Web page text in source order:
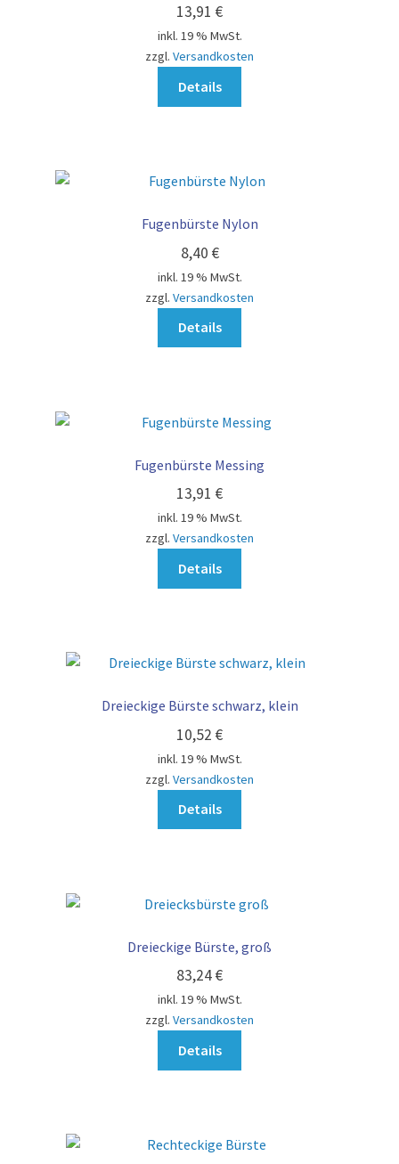
13,91 €
inkl. 19 % MwSt.
zzgl. Versandkosten
Details
Fugenbürste Nylon
8,40 €
inkl. 19 % MwSt.
zzgl. Versandkosten
Details
Fugenbürste Messing
13,91 €
inkl. 19 % MwSt.
zzgl. Versandkosten
Details
Dreieckige Bürste schwarz, klein
10,52 €
inkl. 19 % MwSt.
zzgl. Versandkosten
Details
Dreieckige Bürste, groß
83,24€
inkl. 19 % MwSt.
zzgl. Versandkosten
Details